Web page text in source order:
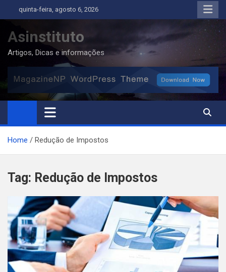
to
content
quinta-feira, agosto 6, 2026
Asinstituto
Artigos, Dicas e informações
Home Redução de Impostos
Tag: Redução de Impostos